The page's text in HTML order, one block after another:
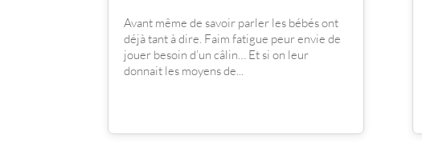
Avant même de savoir parler les bébés ont
déjà tant à dire. Faim fatigue peur envie de
jouer besoin d’un câlin… Et si on leur
donnait les moyens de...